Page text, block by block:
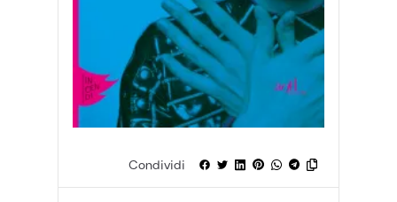
Condividi